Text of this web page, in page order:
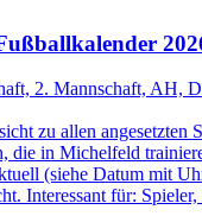
2. Mannschaft, AH,
zu allen angesetzten
die in Michelfeld
(siehe Datum mit
Interessant für: